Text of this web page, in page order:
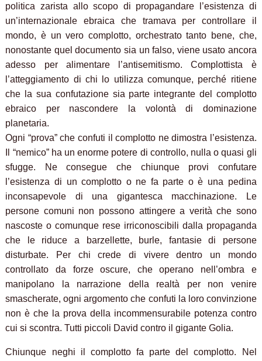
politica zarista allo scopo di propagandare l’esistenza di
un’internazionale ebraica che tramava per controllare il
mondo, è un vero complotto, orchestrato tanto bene, che,
nonostante quel documento sia un falso, viene usato ancora
adesso per alimentare l’antisemitismo. Complottista è
l’atteggiamento di chi lo utilizza comunque, perché ritiene
che la sua confutazione sia parte integrante del complotto
ebraico per nascondere la volontà di dominazione
planetaria.
Ogni “prova” che confuti il complotto ne dimostra l’esistenza.
Il “nemico” ha un enorme potere di controllo, nulla o quasi gli
sfugge. Ne consegue che chiunque provi confutare
l’esistenza di un complotto o ne fa parte o è una pedina
inconsapevole di una gigantesca macchinazione. Le
persone comuni non possono attingere a verità che sono
nascoste o comunque rese irriconoscibili dalla propaganda
che le riduce a barzellette, burle, fantasie di persone
disturbate. Per chi crede di vivere dentro un mondo
controllato da forze oscure, che operano nell’ombra e
manipolano la narrazione della realtà per non venire
smascherate, ogni argomento che confuti la loro convinzione
non è che la prova della incommensurabile potenza contro
cui si scontra. Tutti piccoli David contro il gigante Golia.
Chiunque neghi il complotto fa parte del complotto. Nel